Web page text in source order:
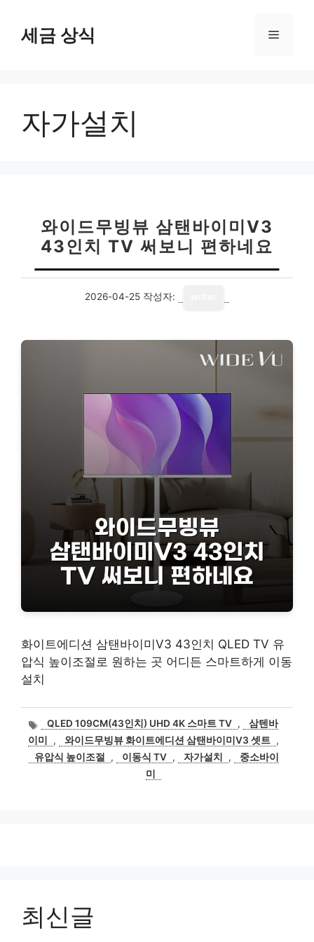
세금 상식 메
자가설치
와이드무빙뷰 삼탠바이미V3
43인치 TV 써보니 편하네요
2026-04-25 작성자:
화이트에디션 삼탠바이미V3 43인치 QLED TV 유
압식 높이조절로 원하는 곳 어디든 스마트하게 이동
설치
태
그
QLED 109CM(43인치) UHD 4K 스마트 TV ,
삼텐바
이미
, 와이드무빙뷰 화이트에디션 삼탠바이미V3 셋트 ,
유압식 높이조절
, 이동식 TV , 자가설치 ,
중소바이
미
최신글